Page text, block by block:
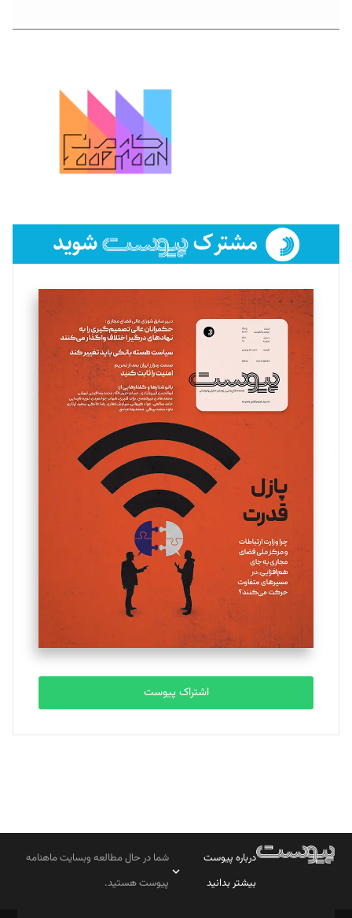
اشتراک پیوست
درباره پیوست
بیشتر بدانید
شما در حال مطالعه وبسایت ماهنامه
پیوست هستید.